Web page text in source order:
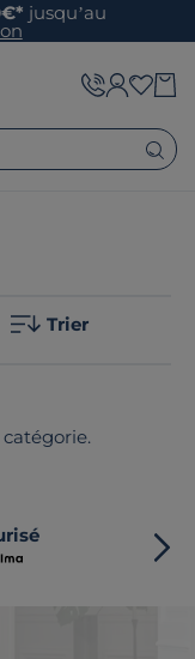
jusqu’au
Trier